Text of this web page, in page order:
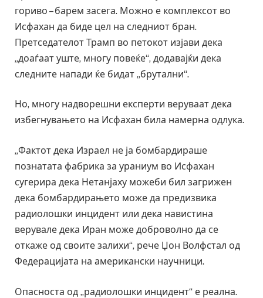
гориво – барем засега. Можно е комплексот во
Исфахан да биде цел на следниот бран.
Претседателот Трамп во петокот изјави дека
„доаѓаат уште, многу повеќе“, додавајќи дека
следните напади ќе бидат „брутални“.
Но, многу надворешни експерти веруваат дека
избегнувањето на Исфахан била намерна одлука.
„Фактот дека Израел не ја бомбардираше
познатата фабрика за ураниум во Исфахан
сугерира дека Нетанјаху можеби бил загрижен
дека бомбардирањето може да предизвика
радиолошки инцидент или дека навистина
верувале дека Иран може доброволно да се
откаже од своите залихи“, рече Џон Волфстал од
Федерацијата на американски научници.
Опасноста од „радиолошки инцидент“ е реална.